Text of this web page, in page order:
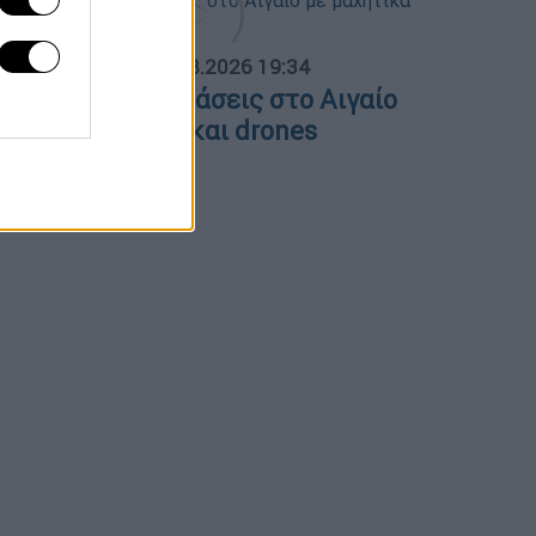
06.08.2026 19:34
παραβιάσεις στο Αιγαίο
μαχητικά F-16 και drones